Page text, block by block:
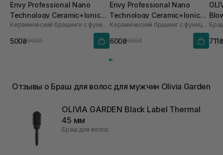
Envy Professional Nano
Technology Ceramic+Ionic
Brush 25 mm
Керамический брашинги с функцией ионизации 25 мм
500₴900₴
Envy Professional Nano
Technology Ceramic+Ionic
Brush 35 mm
Керамический брашинг с функцией ионизации 35 мм
600₴900₴ 711₴
Отзывы о Браш для волос для мужчин Olivia Garden
OLIVIA GARDEN Black Label Thermal
45 мм
Браш для волос